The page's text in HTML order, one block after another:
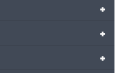
+
+
+